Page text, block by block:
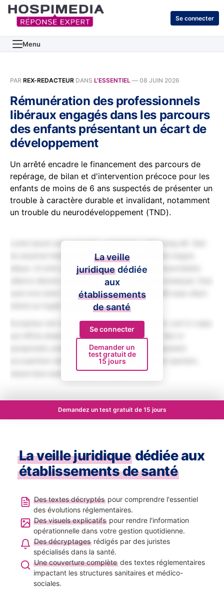
Se connecter
Menu
PAR REX-REDACTEUR DANS L'ESSENTIEL — 08 JUIN 2026
Rémunération des professionnels
libéraux engagés dans les parcours
des enfants présentant un écart de
développement
Un arrêté encadre le financement des parcours de
repérage, de bilan et d'intervention précoce pour les
enfants de moins de 6 ans suspectés de présenter un
trouble à caractère durable et invalidant, notamment
un trouble du neurodéveloppement (TND).
Lorem ipsum dolor sit amet, consectetur adipiscing elit. Sed
do eiusmod tempor incididunt ut labore et dolore magna
aliqua. Ut enim ad minim veniam, quis nostrud exercitation
ullamco laboris nisi ut aliquip ex ea commodo consequat. Duis
aute irure dolor in reprehenderit in voluptate velit esse cillum
dolore eu fugiat nulla pariatur.
Excepteur sint occaecat cupidatat non proident, sunt in culpa
qui officia deserunt mollit anim id est laborum. Sed ut
perspiciatis unde omnis iste natus error sit voluptatem
accusantium doloremque laudantium, totam rem aperiam,
eaque ipsa quae ab illo inventore veritatis.
La veille
juridique dédiée
aux
établissements
de santé
Se connecter
Demander un
test gratuit de
15 jours
Demandez un test gratuit de 15 jours
La veille juridique dédiée aux
établissements de santé
Des textes décryptéspour comprendre l'essentiel
des évolutions réglementaires.
Des visuels explicatifspour rendre l'information
opérationnelle dans votre gestion quotidienne.
Des décryptagesrédigés par des juristes
spécialisés dans la santé.
Une couverture complètedes textes réglementaires
impactant les structures sanitaires et médico-
sociales.